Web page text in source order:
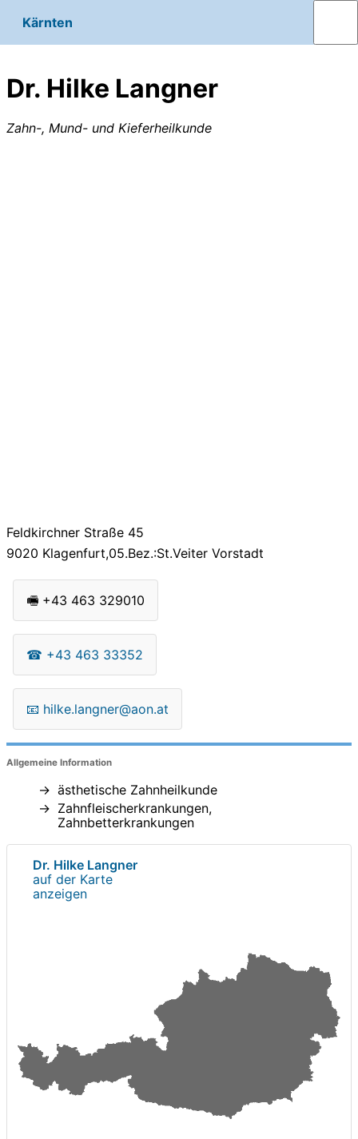
Kärnten
Dr. Hilke Langner
Zahn-, Mund- und Kieferheilkunde
Feldkirchner Straße 45
9020 Klagenfurt,05.Bez.:St.Veiter Vorstadt
🖷 +43 463 329010
☎ +43 463 33352
📧 hilke.langner@aon.at
Allgemeine Information
ästhetische Zahnheilkunde
Zahnfleischerkrankungen,
Zahnbetterkrankungen
Dr. Hilke Langner
auf der Karte
anzeigen